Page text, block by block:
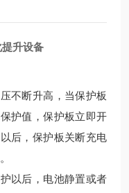
升设备
不断升高，当保护板
护值，保护板立即开
后，保护板关断充电
以后，电池静置或者